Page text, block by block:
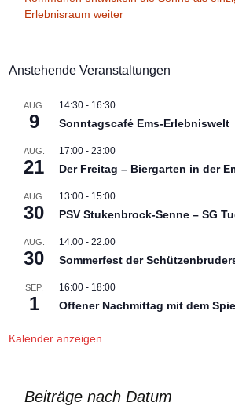
Erlebnisraum weiter
Anstehende Veranstaltungen
AUG.
9
14:30 - 16:30
Sonntagscafé Ems-Erlebniswelt
AUG.
21
17:00 -23:00
Der Freitag – Biergarten in der
AUG.
30
13:00 - 15:00
PSV Stukenbrock-Senne – SG
AUG.
30
14:00 -22:00
Sommerfest der
SEP.
1
16:00 - 18:00
Offener Nachmittag mit dem
Kalender anzeigen
Beiträge nach Datum